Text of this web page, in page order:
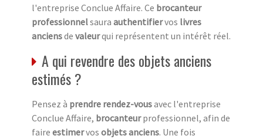
l'entreprise Conclue Affaire. Ce brocanteur
professionnelsaura authentifiervos livres
anciensde valeurqui représentent un intérêt réel.
A qui revendre des objets anciens
estimés ?
Pensez à prendre rendez-vousavec l'entreprise
Conclue Affaire, brocanteurprofessionnel, afin de
faire estimervos objets anciens. Une fois